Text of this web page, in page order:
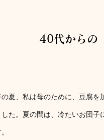
40代からの
夏、私は母のために、豆腐
た。夏の間は、冷たいお団子